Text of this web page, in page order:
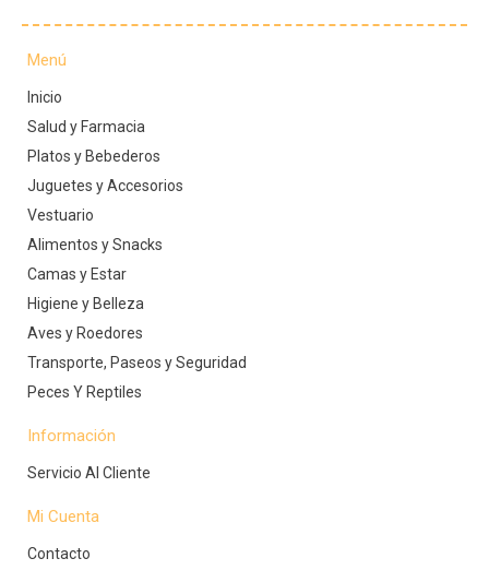
Menú
Inicio
Salud y Farmacia
Platos y Bebederos
Juguetes y Accesorios
Vestuario
Alimentos y Snacks
Camas y Estar
Higiene y Belleza
Aves y Roedores
Transporte, Paseos y Seguridad
Peces Y Reptiles
Información
Servicio Al Cliente
Mi Cuenta
Contacto